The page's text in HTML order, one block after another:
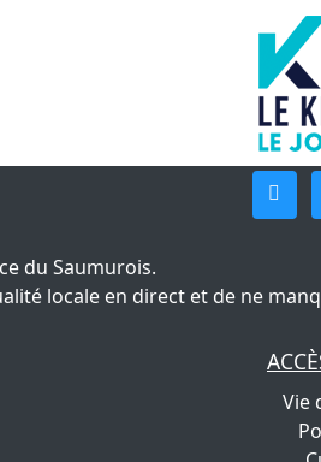
du Saumurois.
locale en direct et de ne
Vie